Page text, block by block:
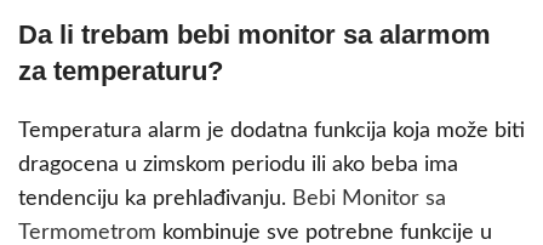
Da li trebam bebi monitor sa alarmom
za temperaturu?
Temperatura alarm je dodatna funkcija koja može biti
dragocena u zimskom periodu ili ako beba ima
tendenciju ka prehlađivanju. Bebi Monitor sa
Termometrom kombinuje sve potrebne funkcije u